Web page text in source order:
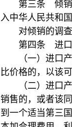
第三条 倾销，
入中华人民共和国
对倾销的调查
第四条 进口产
（一）进口产
比价格的，以该
（二）进口产
销售的，或者该
到一个适当第三